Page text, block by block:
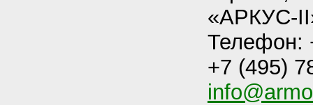
«АРКУС-
Телефон:
+7 (495)